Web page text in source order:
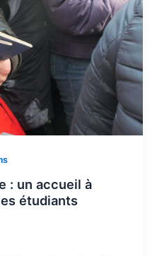
: un accueil à
étudiants